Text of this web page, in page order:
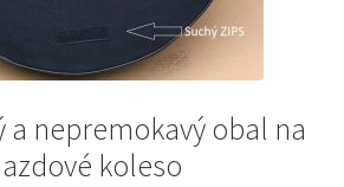
a nepremokavý obal na
koleso